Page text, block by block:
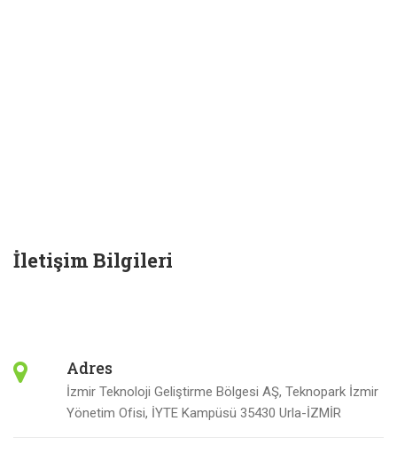
İletişim Bilgileri
Adres
İzmir Teknoloji Geliştirme Bölgesi AŞ, Teknopark İzmir
Yönetim Ofisi, İYTE Kampüsü 35430 Urla-İZMİR